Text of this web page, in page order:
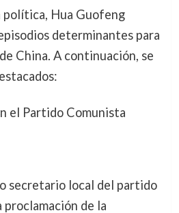
política, Hua Guofeng
determinantes para
China. A continuación, se
el Partido Comunista
secretario local del partido
proclamación de la